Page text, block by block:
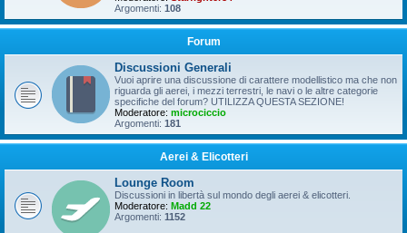
Argomenti: 108
Forum
Discussioni Generali
Vuoi aprire una discussione di carattere modellistico ma che non
riguarda gli aerei, i mezzi terrestri, le navi o le altre categorie
specifiche del forum? UTILIZZA QUESTA SEZIONE!
Moderatore: microciccio
Argomenti: 181
Aerei & Elicotteri
Lounge Room
Discussioni in libertà sul mondo degli aerei & elicotteri.
Moderatore: Madd 22
Argomenti: 1152